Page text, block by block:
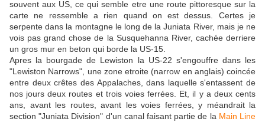
souvent aux US, ce qui semble etre une route pittoresque sur la
carte ne ressemble a rien quand on est dessus. Certes je
serpente dans la montagne le long de la Juniata River, mais je ne
vois pas grand chose de la Susquehanna River, cachée derriere
un gros mur en beton qui borde la US-15.
Apres la bourgade de Lewiston la US-22 s'engouffre dans les
"Lewiston Narrows", une zone etroite (narrow en anglais) coincée
entre deux crêtes des Appalaches, dans laquelle s'entassent de
nos jours deux routes et trois voies ferrées. Et, il y a deux cents
ans, avant les routes, avant les voies ferrées, y méandrait la
section "Juniata Division" d'un canal faisant partie de la Main Line